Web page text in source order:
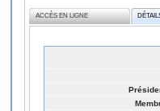
ACCÈS EN LIGNE